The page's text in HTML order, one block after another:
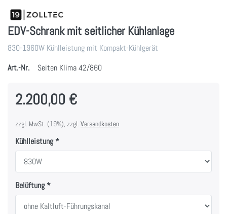
EDV-Schrank mit seitlicher Kühlanlage
830-1960W Kühlleistung mit Kompakt-Kühlgerät
Art.-Nr.
Seiten Klima 42/860
2.200,00 €
zzgl. MwSt. (19%), zzgl. Versandkosten
Kühlleistung
Belüftung